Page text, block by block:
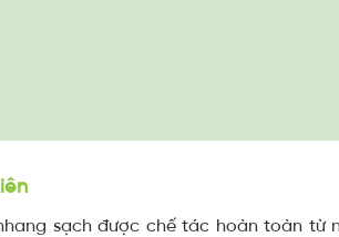
sạch được chế tác hoàn toàn từ